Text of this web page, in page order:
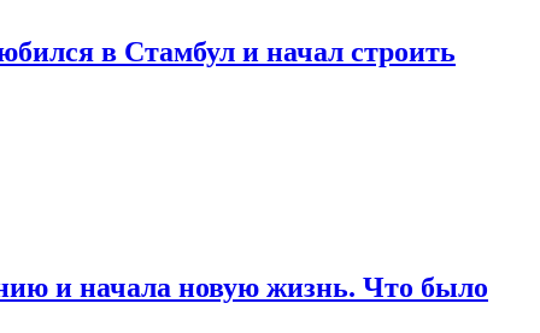
в Стамбул и начал строить
и начала новую жизнь. Что было